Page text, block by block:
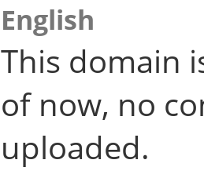
English
This domain
of now, no
uploaded.